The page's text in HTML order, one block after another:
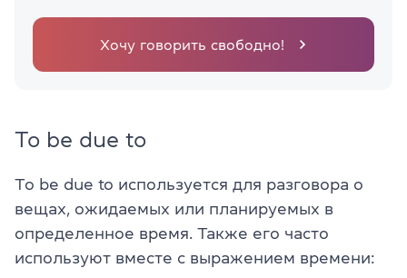
Хочу говорить свободно!
To be due to
To be due to используется для разговора о
вещах, ожидаемых или планируемых в
определенное время. Также его часто
используют вместе с выражением времени: